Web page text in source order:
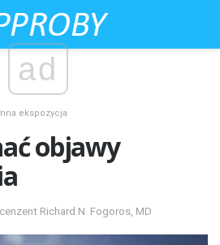
ad
ekspozycja
objawy
Richard N. Fogoros, MD